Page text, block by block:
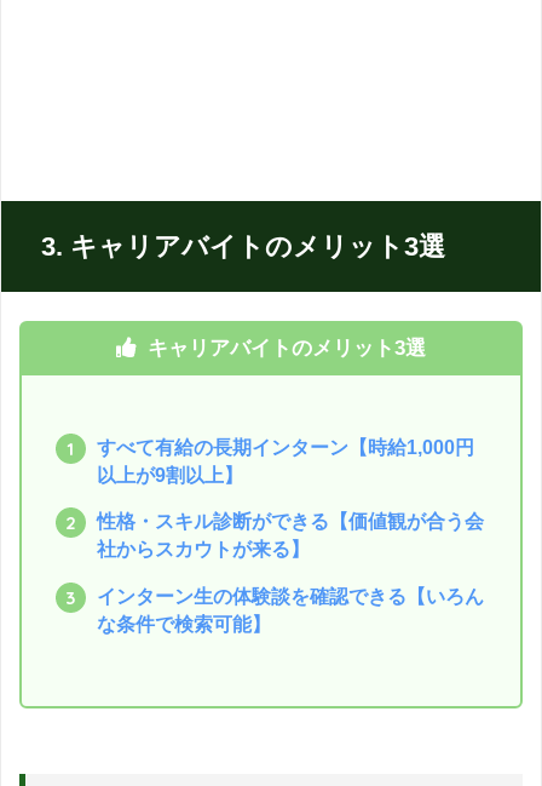
3. キャリアバイトのメリット3選
キャリアバイトのメリット3選
すべて有給の長期インターン【時給1,000円
以上が9割以上】
性格・スキル診断ができる【価値観が合う会
社からスカウトが来る】
インターン生の体験談を確認できる【いろん
な条件で検索可能】